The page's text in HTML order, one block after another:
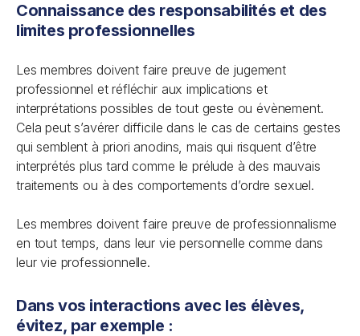
Connaissance des responsabilités et des
limites professionnelles
Les membres doivent faire preuve de jugement
professionnel et réfléchir aux implications et
interprétations possibles de tout geste ou évènement.
Cela peut s’avérer difficile dans le cas de certains gestes
qui semblent à priori anodins, mais qui risquent d’être
interprétés plus tard comme le prélude à des mauvais
traitements ou à des comportements d’ordre sexuel.
Les membres doivent faire preuve de professionnalisme
en tout temps, dans leur vie personnelle comme dans
leur vie professionnelle.
Dans vos interactions avec les élèves,
évitez, par exemple :